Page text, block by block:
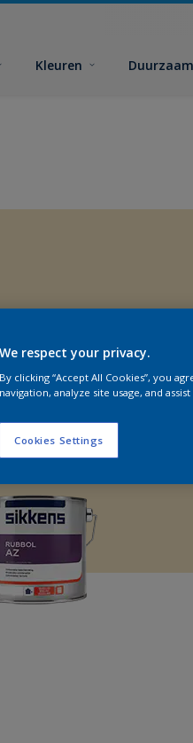
Kleuren
We respect your privacy.
By clicking “Accept All Cookies”, you
navigation, analyze site usage, and
Cookies Settings